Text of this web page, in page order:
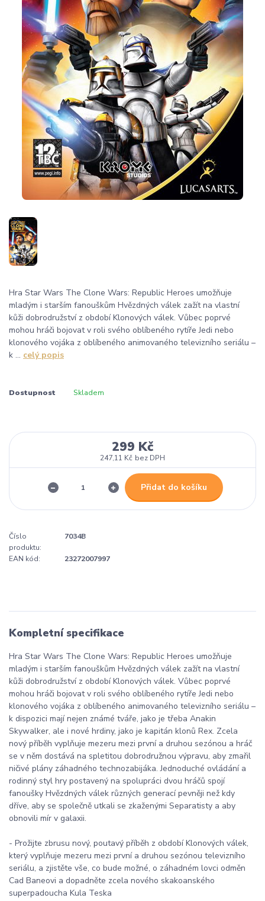
Hra Star Wars The Clone Wars: Republic Heroes umožňuje
mladým i starším fanouškům Hvězdných válek zažít na vlastní
kůži dobrodružství z období Klonových válek. Vůbec poprvé
mohou hráči bojovat v roli svého oblíbeného rytíře Jedi nebo
klonového vojáka z oblíbeného animovaného televizního seriálu –
k ... celý popis
Dostupnost Skladem
299 Kč
247,11 Kč bez DPH
Přidat do košíku
Číslo
produktu:
7034B
EAN kód: 23272007997
Kompletní specifikace
Hra Star Wars The Clone Wars: Republic Heroes umožňuje
mladým i starším fanouškům Hvězdných válek zažít na vlastní
kůži dobrodružství z období Klonových válek. Vůbec poprvé
mohou hráči bojovat v roli svého oblíbeného rytíře Jedi nebo
klonového vojáka z oblíbeného animovaného televizního seriálu –
k dispozici mají nejen známé tváře, jako je třeba Anakin
Skywalker, ale i nové hrdiny, jako je kapitán klonů Rex. Zcela
nový příběh vyplňuje mezeru mezi první a druhou sezónou a hráč
se v něm dostává na spletitou dobrodružnou výpravu, aby zmařil
ničivé plány záhadného technozabijáka. Jednoduché ovládání a
rodinný styl hry postavený na spolupráci dvou hráčů spojí
fanoušky Hvězdných válek různých generací pevněji než kdy
dříve, aby se společně utkali se zkaženými Separatisty a aby
obnovili mír v galaxii.
- Prožijte zbrusu nový, poutavý příběh z období Klonových válek,
který vyplňuje mezeru mezi první a druhou sezónou televizního
seriálu, a zjistěte vše, co bude možné, o záhadném lovci odměn
Cad Baneovi a dopadněte zcela nového skakoanského
superpadoucha Kula Teska